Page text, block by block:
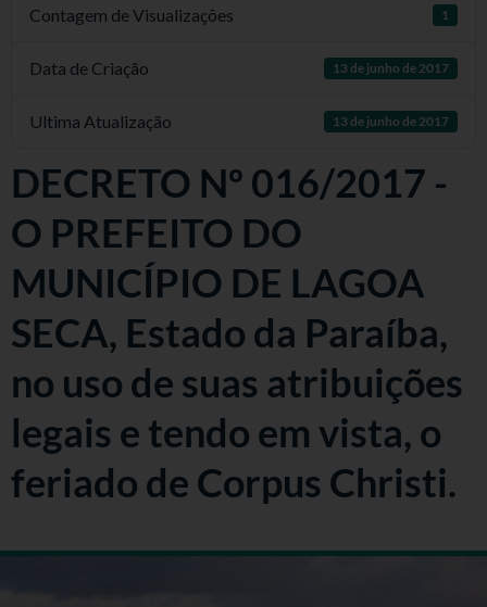
Contagem de Visualizações 1
Data de Criação 13 de junho de 2017
Ultima Atualização 13 de junho de 2017
DECRETO Nº 016/2017 -
O PREFEITO DO
MUNICÍPIO DE LAGOA
SECA, Estado da Paraíba,
no uso de suas atribuições
legais e tendo em vista, o
feriado de Corpus Christi.